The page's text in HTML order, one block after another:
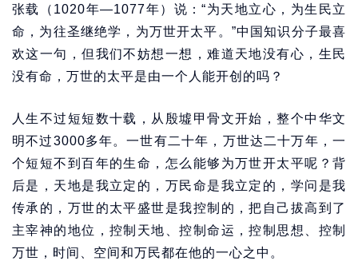
张载（1020年—1077年）说：“为天地立心，为生民立
命，为往圣继绝学，为万世开太平。”中国知识分子最喜
欢这一句，但我们不妨想一想，难道天地没有心，生民
没有命，万世的太平是由一个人能开创的吗？
人生不过短短数十载，从殷墟甲骨文开始，整个中华文
明不过3000多年。一世有二十年，万世达二十万年，一
个短短不到百年的生命，怎么能够为万世开太平呢？背
后是，天地是我立定的，万民命是我立定的，学问是我
传承的，万世的太平盛世是我控制的，把自己拔高到了
主宰神的地位，控制天地、控制命运，控制思想、控制
万世，时间、空间和万民都在他的一心之中。